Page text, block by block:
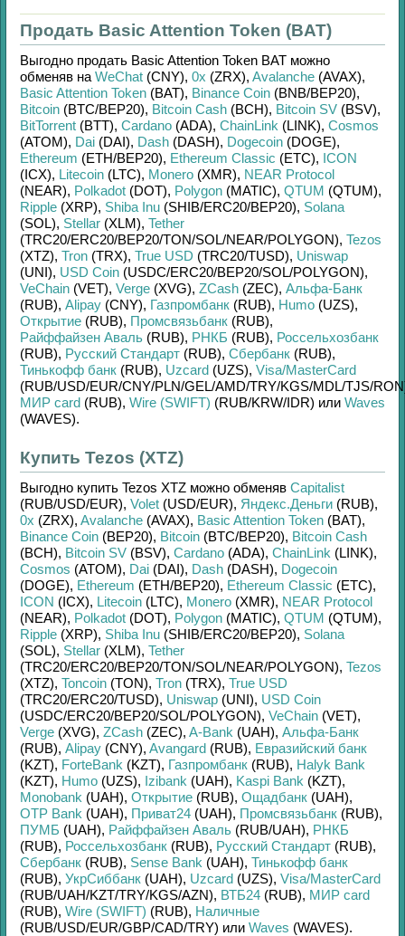
Продать Basic Attention Token (BAT)
Выгодно продать Basic Attention Token BAT можно
обменяв на WeChat (CNY), 0x (ZRX), Avalanche (AVAX),
Basic Attention Token (BAT), Binance Coin (BNB/BEP20),
Bitcoin (BTC/BEP20), Bitcoin Cash (BCH), Bitcoin SV (BSV),
BitTorrent (BTT), Cardano (ADA), ChainLink (LINK), Cosmos
(ATOM), Dai (DAI), Dash (DASH), Dogecoin (DOGE),
Ethereum (ETH/BEP20), Ethereum Classic (ETC), ICON
(ICX), Litecoin (LTC), Monero (XMR), NEAR Protocol
(NEAR), Polkadot (DOT), Polygon (MATIC), QTUM (QTUM),
Ripple (XRP), Shiba Inu (SHIB/ERC20/BEP20), Solana
(SOL), Stellar (XLM), Tether
(TRC20/ERC20/BEP20/TON/SOL/NEAR/POLYGON), Tezos
(XTZ), Tron (TRX), True USD (TRC20/TUSD), Uniswap
(UNI), USD Coin (USDC/ERC20/BEP20/SOL/POLYGON),
VeChain (VET), Verge (XVG), ZCash (ZEC), Альфа-Банк
(RUB), Alipay (CNY), Газпромбанк (RUB), Humo (UZS),
Открытие (RUB), Промсвязьбанк (RUB),
Райффайзен Аваль (RUB), РНКБ (RUB), Россельхозбанк
(RUB), Русский Стандарт (RUB), Сбербанк (RUB),
Тинькофф банк (RUB), Uzcard (UZS), Visa/MasterCard
(RUB/USD/EUR/CNY/PLN/GEL/AMD/TRY/KGS/MDL/TJS/
МИР card (RUB), Wire (SWIFT) (RUB/KRW/IDR) или Waves
(WAVES).
Купить Tezos (XTZ)
Выгодно купить Tezos XTZ можно обменяв Capitalist
(RUB/USD/EUR), Volet (USD/EUR), Яндекс.Деньги (RUB),
0x (ZRX), Avalanche (AVAX), Basic Attention Token (BAT),
Binance Coin (BEP20), Bitcoin (BTC/BEP20), Bitcoin Cash
(BCH), Bitcoin SV (BSV), Cardano (ADA), ChainLink (LINK),
Cosmos (ATOM), Dai (DAI), Dash (DASH), Dogecoin
(DOGE), Ethereum (ETH/BEP20), Ethereum Classic (ETC),
ICON (ICX), Litecoin (LTC), Monero (XMR), NEAR Protocol
(NEAR), Polkadot (DOT), Polygon (MATIC), QTUM (QTUM),
Ripple (XRP), Shiba Inu (SHIB/ERC20/BEP20), Solana
(SOL), Stellar (XLM), Tether
(TRC20/ERC20/BEP20/TON/SOL/NEAR/POLYGON), Tezos
(XTZ), Toncoin (TON), Tron (TRX), True USD
(TRC20/ERC20/TUSD), Uniswap (UNI), USD Coin
(USDC/ERC20/BEP20/SOL/POLYGON), VeChain (VET),
Verge (XVG), ZCash (ZEC), A-Bank (UAH), Альфа-Банк
(RUB), Alipay (CNY), Avangard (RUB), Евразийский банк
(KZT), ForteBank (KZT), Газпромбанк (RUB), Halyk Bank
(KZT), Humo (UZS), Izibank (UAH), Kaspi Bank (KZT),
Monobank (UAH), Открытие (RUB), Ощадбанк (UAH),
OTP Bank (UAH), Приват24 (UAH), Промсвязьбанк (RUB),
ПУМБ (UAH), Райффайзен Аваль (RUB/UAH), РНКБ
(RUB), Россельхозбанк (RUB), Русский Стандарт (RUB),
Сбербанк (RUB), Sense Bank (UAH), Тинькофф банк
(RUB), УкрСиббанк (UAH), Uzcard (UZS), Visa/MasterCard
(RUB/UAH/KZT/TRY/KGS/AZN), ВТБ24 (RUB), МИР card
(RUB), Wire (SWIFT) (RUB), Наличные
(RUB/USD/EUR/GBP/CAD/TRY) или Waves (WAVES).